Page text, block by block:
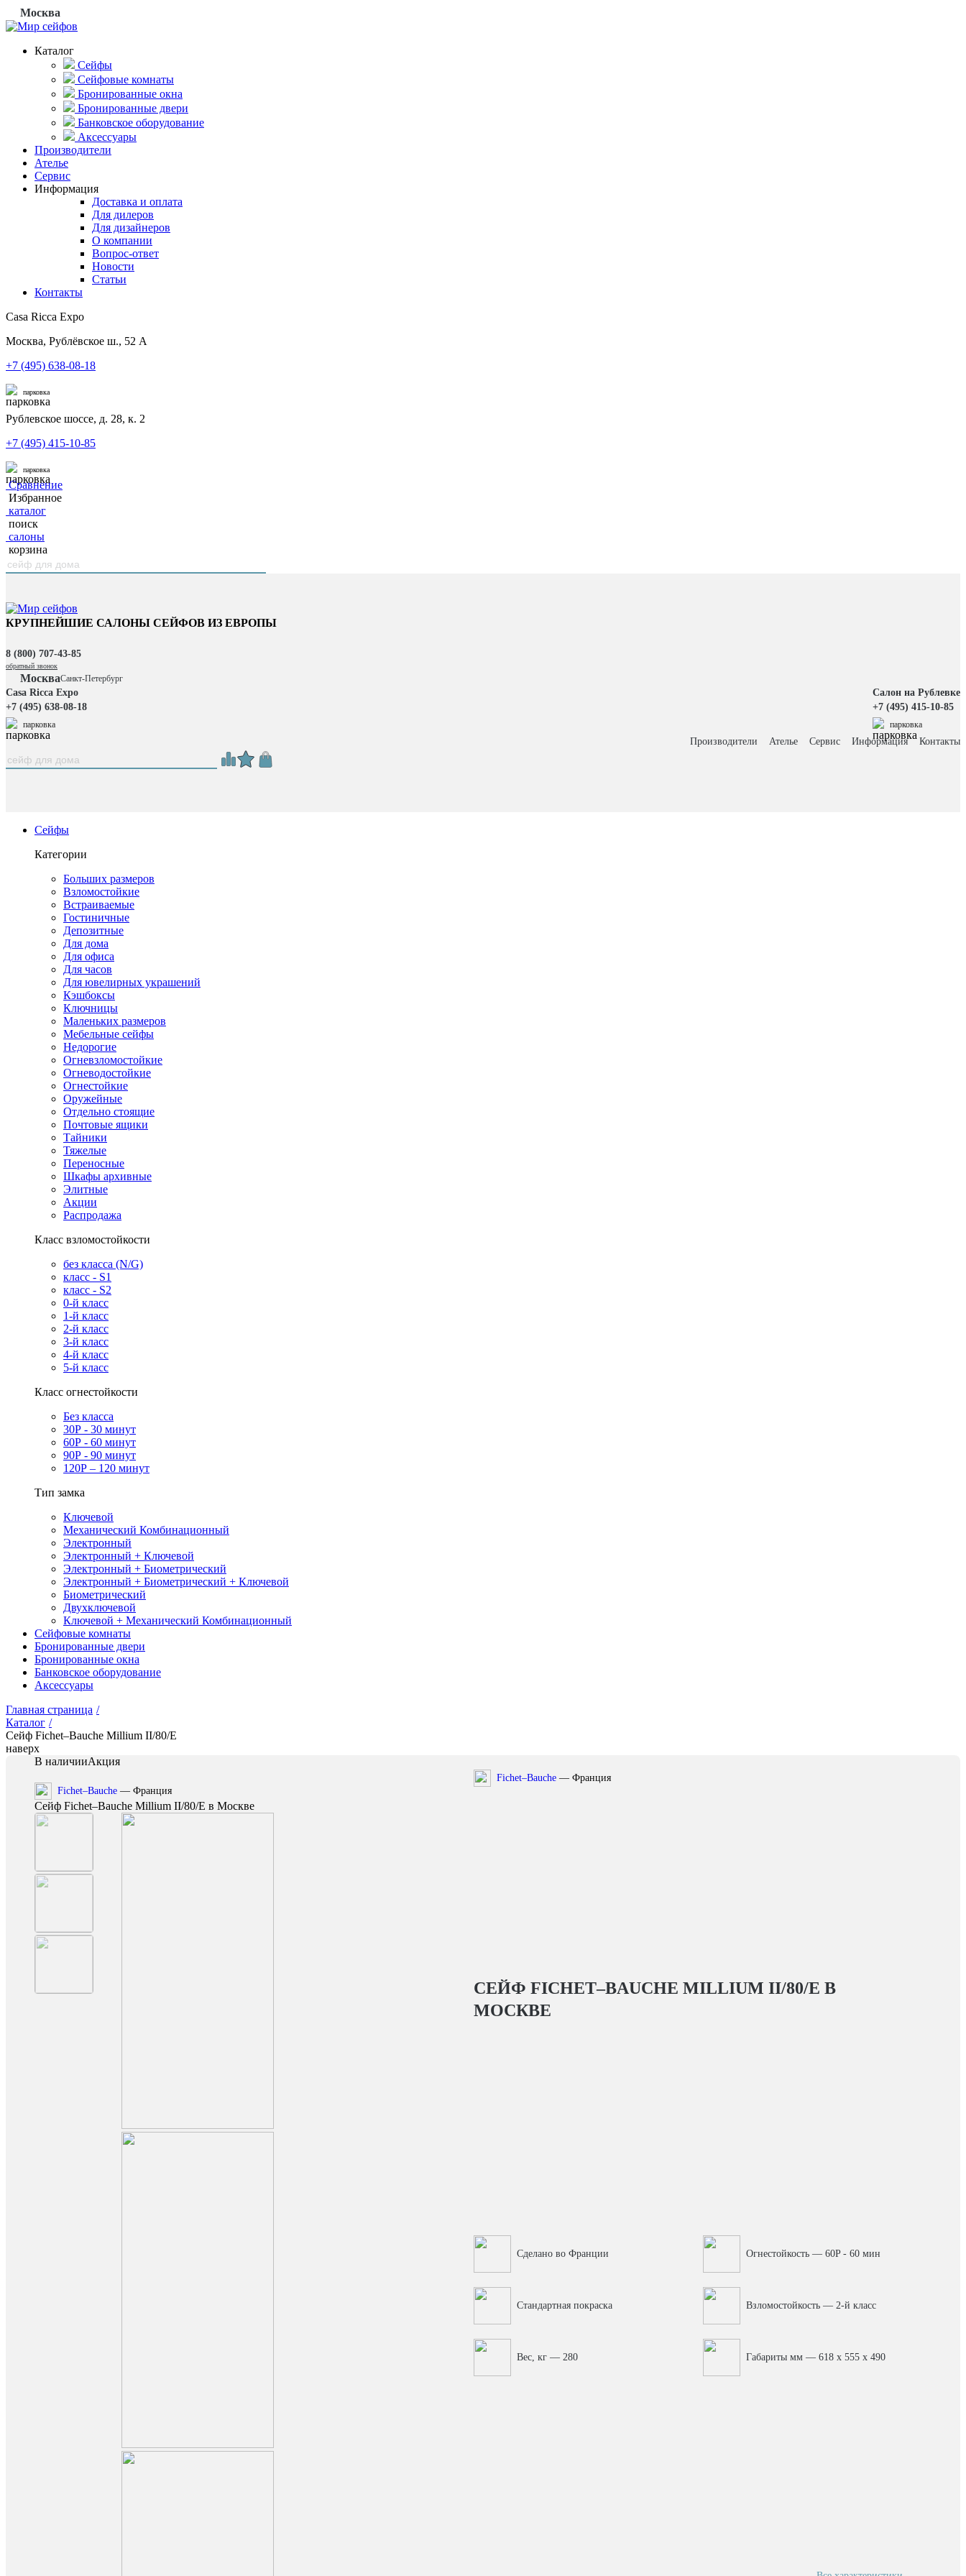
Москва
Каталог
Сейфы
Сейфовые комнаты
Бронированные окна
Бронированные двери
Банковское оборудование
Аксессуары
Производители
Ателье
Сервис
Информация
Доставка и оплата
Для дилеров
Для дизайнеров
О компании
Вопрос-ответ
Новости
Статьи
Контакты
Casa Ricca Expo
Москва, Рублёвское ш., 52 А
+7 (495) 638-08-18
парковка
Рублевское шоссе, д. 28, к. 2
+7 (495) 415-10-85
парковка
Сравнение
Избранное
каталог
поиск
салоны
корзина
КРУПНЕЙШИЕ САЛОНЫ СЕЙФОВ ИЗ ЕВРОПЫ
8 (800) 707-43-85
обратный звонок
МоскваСанкт-Петербург
Casa Ricca Expo
+7 (495) 638-08-18
парковка
Салон на Рублевке
+7 (495) 415-10-85
парковка
Производители Ателье Сервис Информация Контакты
Сейфы
Категории
Больших размеров
Взломостойкие
Встраиваемые
Гостиничные
Депозитные
Для дома
Для офиса
Для часов
Для ювелирных украшений
Кэшбоксы
Ключницы
Маленьких размеров
Мебельные сейфы
Недорогие
Огневзломостойкие
Огневодостойкие
Огнестойкие
Оружейные
Отдельно стоящие
Почтовые ящики
Тайники
Тяжелые
Переносные
Шкафы архивные
Элитные
Акции
Распродажа
Класс взломостойкости
без класса (N/G)
класс - S1
класс - S2
0-й класс
1-й класс
2-й класс
3-й класс
4-й класс
5-й класс
Класс огнестойкости
Без класса
30Р - 30 минут
60Р - 60 минут
90Р - 90 минут
120Р – 120 минут
Тип замка
Ключевой
Механический Комбинационный
Электронный
Электронный + Ключевой
Электронный + Биометрический
Электронный + Биометрический + Ключевой
Биометрический
Двухключевой
Ключевой + Механический Комбинационный
Сейфовые комнаты
Бронированные двери
Бронированные окна
Банковское оборудование
Аксессуары
Главная страница /
Каталог /
Сейф Fichet–Bauche Millium II/80/E
наверх
В наличииАкция
Fichet–Bauche — Франция
Сейф Fichet–Bauche Millium II/80/E в Москве
Fichet–Bauche — Франция
СЕЙФ FICHET–BAUCHE MILLIUM II/80/E В
МОСКВЕ
Сделано во Франции Огнестойкость — 60P - 60 мин
Стандартная покраска Взломостойкость — 2-й класс
Вес, кг — 280 Габариты мм — 618 x 555 x 490